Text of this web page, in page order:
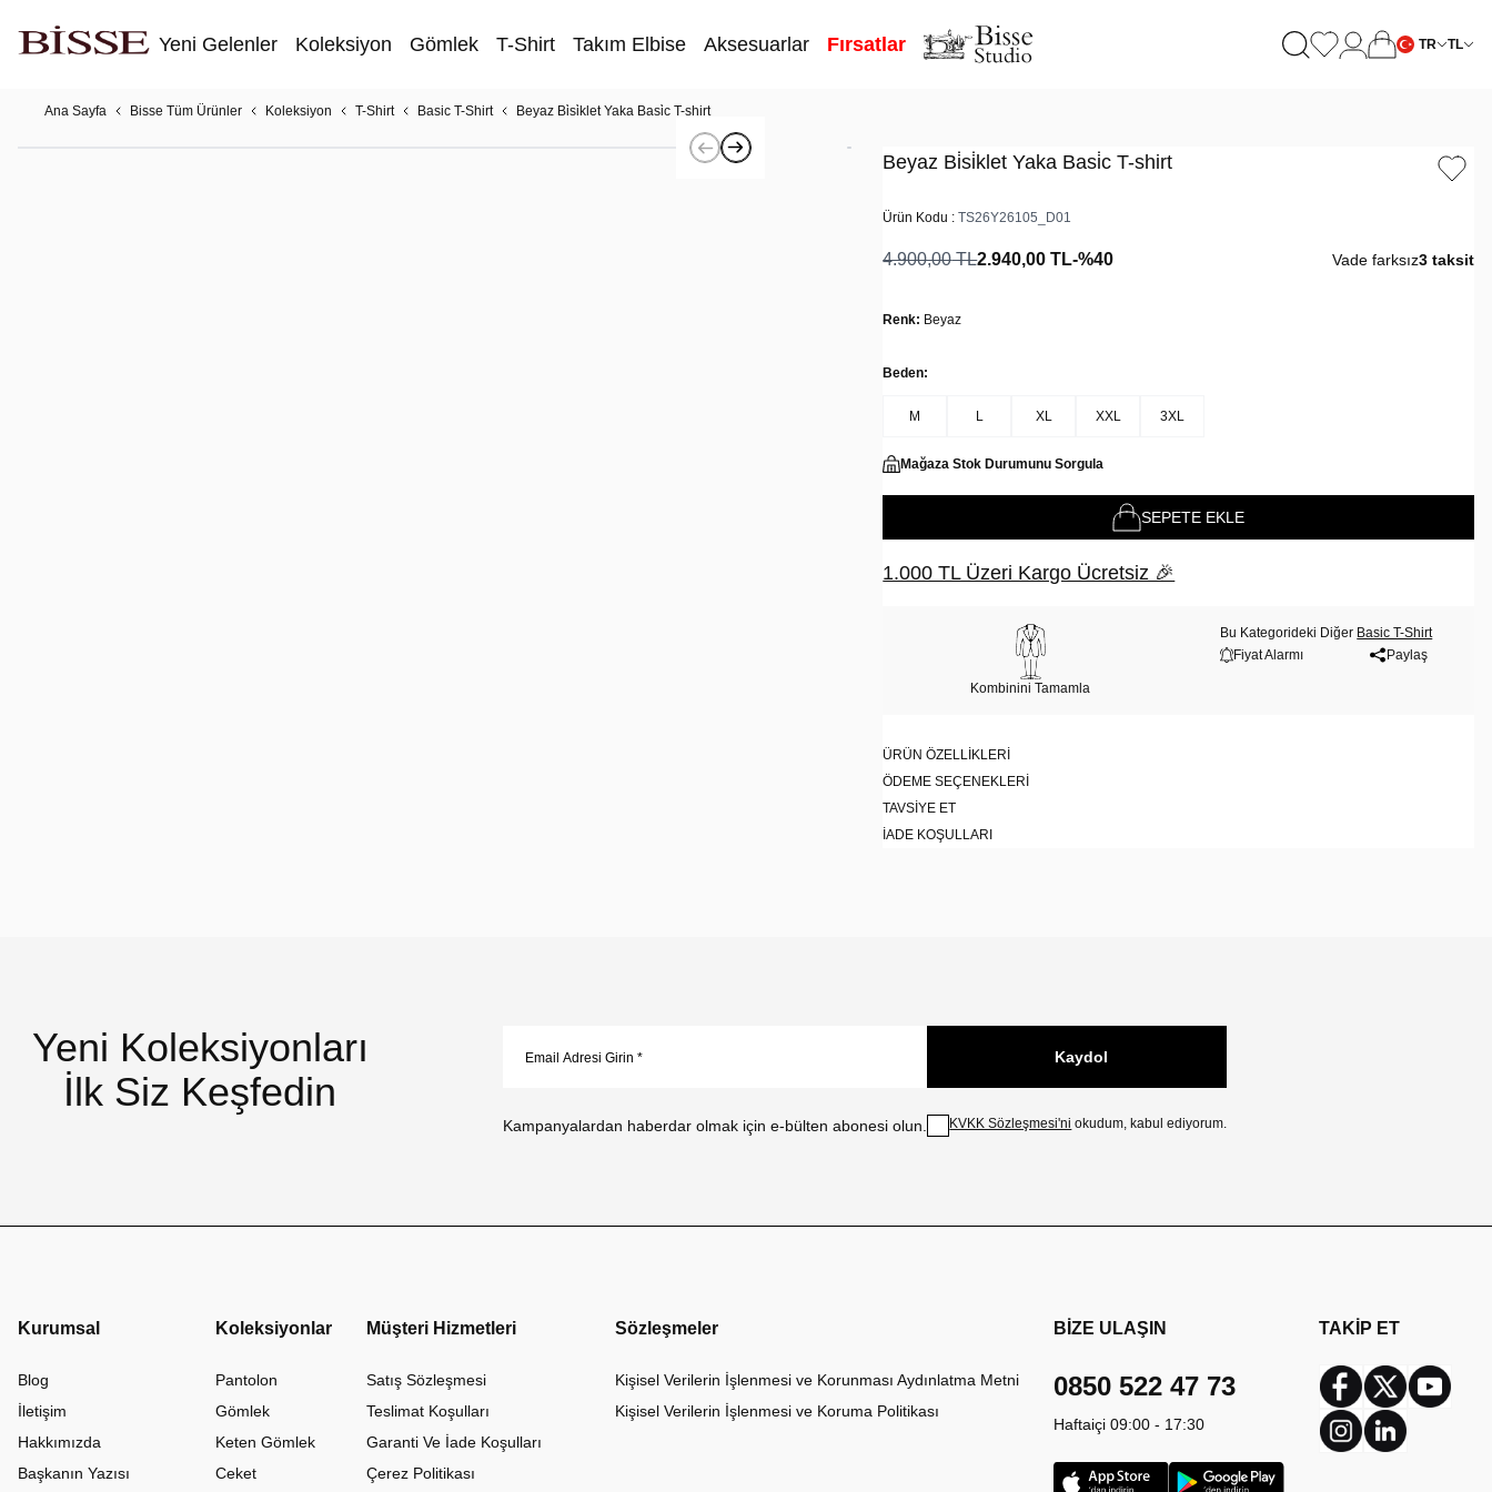
Yeni Gelenler Koleksiyon Gömlek T-Shirt Takım Elbise Aksesuarlar Fırsatlar TR TL
Ana Sayfa Bisse Tüm Ürünler Koleksiyon T-Shirt Basic T-Shirt Beyaz Bi̇si̇klet Yaka Basi̇c T-shirt
Beyaz Bi̇si̇klet Yaka Basi̇c T-shirt
Ürün Kodu :TS26Y26105_D01
4.900,00TL2.940,00 TL-%40 Vade farksız3 taksit
Renk: Beyaz
Beden:
M L XL XXL 3XL
Mağaza Stok Durumunu Sorgula
SEPETE EKLE
1.000 TL Üzeri Kargo Ücretsiz 🎉
Kombinini Tamamla
Bu Kategorideki Diğer Basic T-Shirt
Fiyat Alarmı
Paylaş
ÜRÜN ÖZELLIKLERI
ÖDEME SEÇENEKLERI
TAVSIYE ET
İADE KOŞULLARI
Yeni Koleksiyonları
İlk Siz Keşfedin
Kampanyalardan haberdar olmak için e-bülten abonesi olun.
Kaydol
KVKK Sözleşmesi'ni okudum, kabul ediyorum.
Kurumsal
Blog
İletişim
Hakkımızda
Başkanın Yazısı
Koleksiyonlar
Pantolon
Gömlek
Keten Gömlek
Ceket
Müşteri Hizmetleri
Satış Sözleşmesi
Teslimat Koşulları
Garanti Ve İade Koşulları
Çerez Politikası
Sözleşmeler
Kişisel Verilerin İşlenmesi ve Korunması Aydınlatma Metni
Kişisel Verilerin İşlenmesi ve Koruma Politikası
BİZE ULAŞIN
0850 522 47 73
Haftaiçi 09:00 - 17:30
TAKİP ET
Facebook
Twitter
InstagramLinkedin